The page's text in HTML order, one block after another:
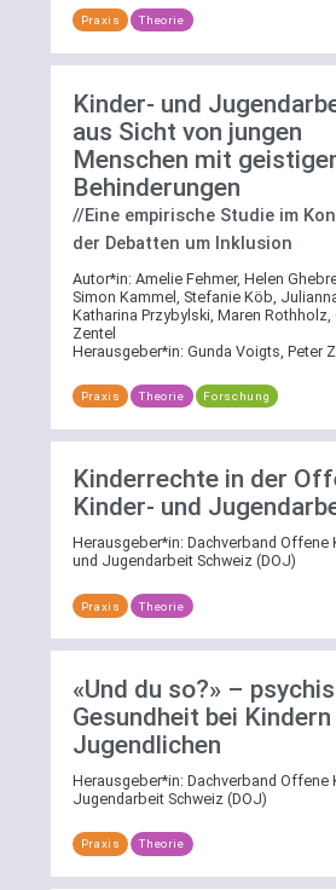
Praxis Theorie
Kinder- und
aus Sicht von jungen
Menschen mit
Behinderungen
//Eine empirische Studie im
der Debatten um Inklusion
Autor*in: Amelie Fehmer, Helen
Simon Kammel, Stefanie Köb,
Katharina Przybylski, Maren Rothholz,
Zentel
Herausgeber*in: Gunda Voigts, Peter
Praxis Theorie Forschung
Kinderrechte in der
Kinder- und
Herausgeber*in: Dachverband Offene
und Jugendarbeit Schweiz (DOJ)
Praxis Theorie
«Und du so?» –
Gesundheit bei Kindern
Jugendlichen
Herausgeber*in: Dachverband Offene
Jugendarbeit Schweiz (DOJ)
Praxis Theorie